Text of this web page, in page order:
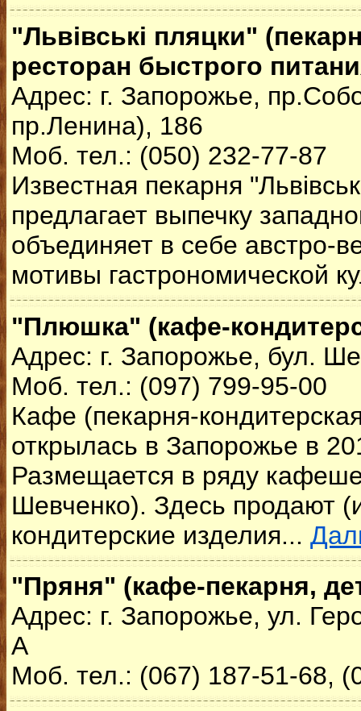
"Львівські пляцки"
ресторан быстрого
Адрес: г. Запорожье,
пр.Ленина), 186
Моб. тел.: (050) 232-77-87
Известная пекарня
предлагает выпечку
объединяет в себе австро-
мотивы гастрономической
"Плюшка" (кафе-
Адрес: г. Запорожье, бул.
Моб. тел.: (097) 799-95-00
Кафе (пекарня-
открылась в Запорожье в
Размещается в ряду
Шевченко). Здесь продают
кондитерские изделия...
"Пряня" (кафе-пекарня,
Адрес: г. Запорожье, ул.
А
Моб. тел.: (067) 187-51-68,